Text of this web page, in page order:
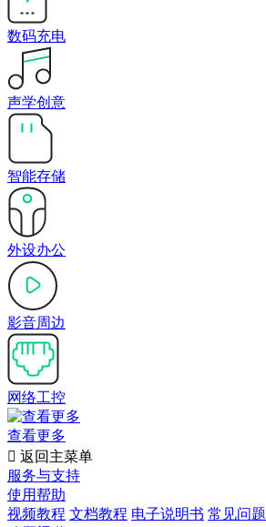
数码充电
声学创意
智能存储
外设办公
影音周边
网络工控
查看更多
 返回主菜单
服务与支持
使用帮助
视频教程 文档教程 电子说明书 常见问题